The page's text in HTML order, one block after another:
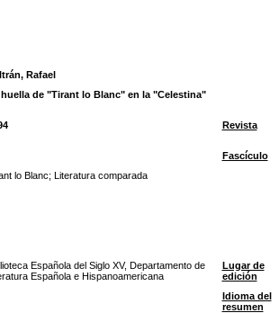
Rafael
de "Tirant lo Blanc" en la "Celestina"
Revista
Fascículo
lo Blanc; Literatura comparada
Española del Siglo XV, Departamento de
Española e Hispanoamericana
Lugar de
edición
Idioma del
resumen